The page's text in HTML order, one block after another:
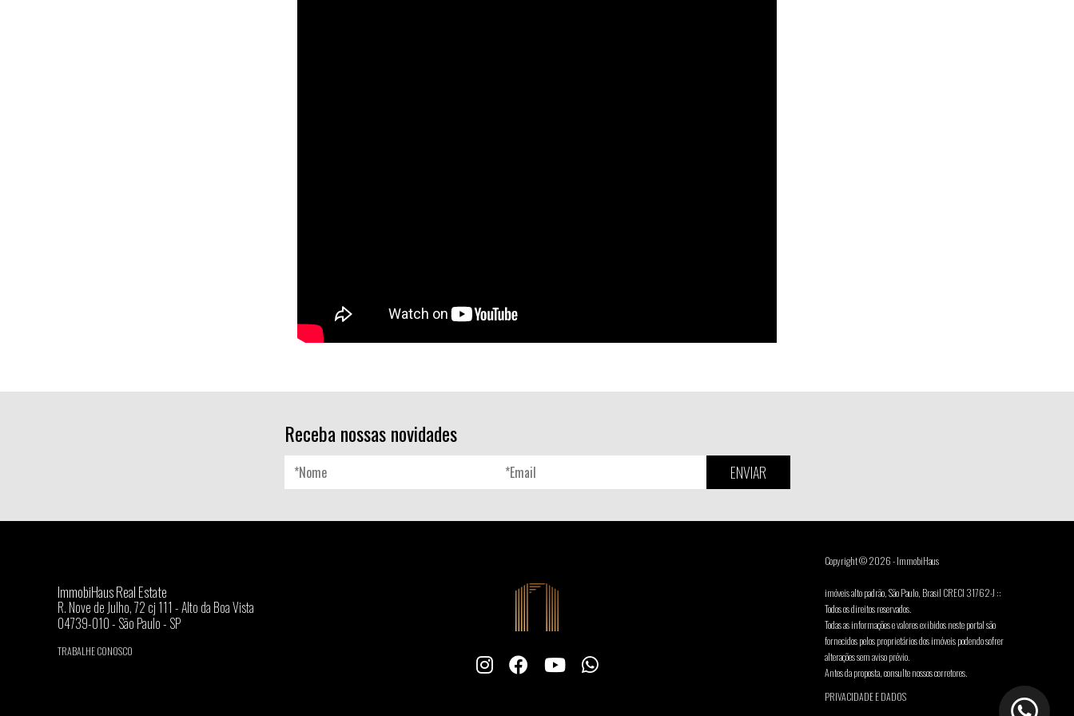
Receba nossas novidades
ENVIAR
ImmobiHaus Real Estate
R. Nove de Julho, 72 cj 111 - Alto da Boa Vista
04739-010 - São Paulo - SP
TRABALHE CONOSCO
Copyright © 2026 - ImmobiHaus
imóveis alto padrão, São Paulo, Brasil CRECI 31762-J ::
Todos os direitos reservados.
Todas as informações e valores exibidos neste portal são
fornecidos pelos proprietários dos imóveis podendo sofrer
alterações sem aviso prévio.
Antes da proposta, consulte nossos corretores.
PRIVACIDADE E DADOS